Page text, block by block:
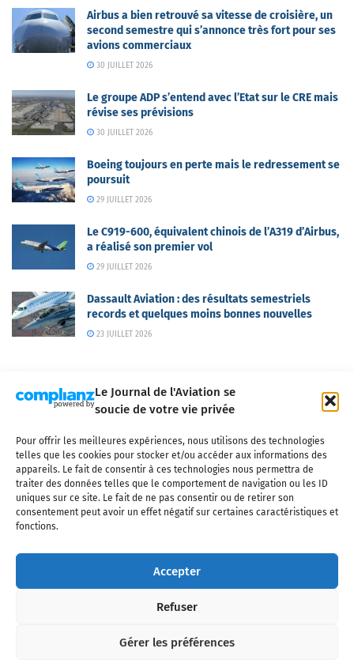
Le Journal de l'Aviation se
soucie de votre vie privée
Pour offrir les meilleures expériences, nous utilisons des technologies
telles que les cookies pour stocker et/ou accéder aux informations des
appareils. Le fait de consentir à ces technologies nous permettra de
traiter des données telles que le comportement de navigation ou les ID
uniques sur ce site. Le fait de ne pas consentir ou de retirer son
consentement peut avoir un effet négatif sur certaines caractéristiques et
fonctions.
Accepter
Refuser
Gérer les préférences
Airbus a bien retrouvé sa vitesse de croisière, un
second semestre qui s’annonce très fort pour ses
avions commerciaux
30 JUILLET 2026
Le groupe ADP s’entend avec l’Etat sur le CRE mais
révise ses prévisions
30 JUILLET 2026
Boeing toujours en perte mais le redressement se
poursuit
29 JUILLET 2026
Le C919-600, équivalent chinois de l’A319 d’Airbus,
a réalisé son premier vol
29 JUILLET 2026
Dassault Aviation : des résultats semestriels
records et quelques moins bonnes nouvelles
23 JUILLET 2026
Qui sommes-nous ? Nous contacter
Partenaires
Mentions légales
CGV Politique de confidentialité Cookies
l'industrie aéronautique, l'aviation commerciale, l'aviation d'affaires, les
services MRO et après-vente, le financement et la location d'aéronefs
civils, l'aéronautique de défense et l'industrie spatiale. Toute reproduction,
interdite sans autorisation écrite spécifique du Journal de l’Aviation.